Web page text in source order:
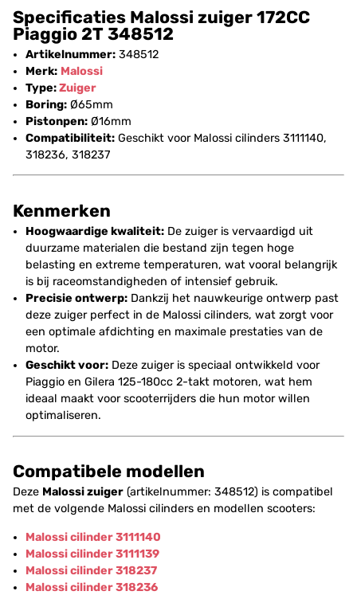
Specificaties Malossi zuiger 172CC
Piaggio 2T 348512
Artikelnummer: 348512
Merk: Malossi
Type:Zuiger
Boring: Ø65mm
Pistonpen: Ø16mm
Compatibiliteit: Geschikt voor Malossi cilinders 3111140,
318236, 318237
Kenmerken
Hoogwaardige kwaliteit: De zuiger is vervaardigd uit
duurzame materialen die bestand zijn tegen hoge
belasting en extreme temperaturen, wat vooral belangrijk
is bij raceomstandigheden of intensief gebruik.
Precisie ontwerp: Dankzij het nauwkeurige ontwerp past
deze zuiger perfect in de Malossi cilinders, wat zorgt voor
een optimale afdichting en maximale prestaties van de
motor.
Geschikt voor: Deze zuiger is speciaal ontwikkeld voor
Piaggio en Gilera 125-180cc 2-takt motoren, wat hem
ideaal maakt voor scooterrijders die hun motor willen
optimaliseren.
Compatibele modellen
Deze Malossi zuiger (artikelnummer: 348512) is compatibel
met de volgende Malossi cilinders en modellen scooters:
Malossi cilinder 3111140
Malossi cilinder 3111139
Malossi cilinder 318237
Malossi cilinder 318236